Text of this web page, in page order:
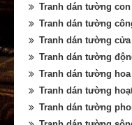
Tranh dán tường
Tranh dán tường
Tranh dán tường
Tranh dán tường
Tranh dán tường
Tranh dán tường
Tranh dán tường